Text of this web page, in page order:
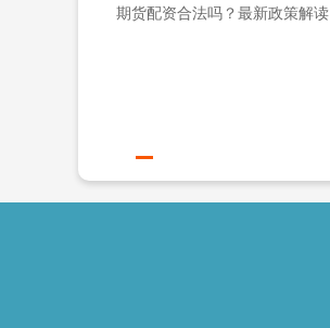
期货配资合法吗？最新政策解读